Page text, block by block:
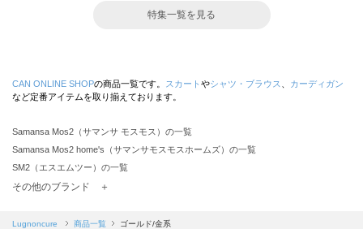
特集一覧を見る
CAN ONLINE SHOPの商品一覧です。 スカート やシャツ・ブラウス
カーディガン
など定番アイテムを取り揃えております。
Samansa Mos2（サマンサ モスモス）の一覧
Samansa Mos2 home's（サマンサモスモスホームズ）の一覧
SM2（エスエムツー）の一覧
TSUHARU by Samansa Mos2（ツハルバイサマンサモスモス）の一覧
Samansa Mos2 blue（サマンサモスモス ブルー）の一覧
その他のブランド ＋
Lugnoncure 商品一覧 ゴールド/金系